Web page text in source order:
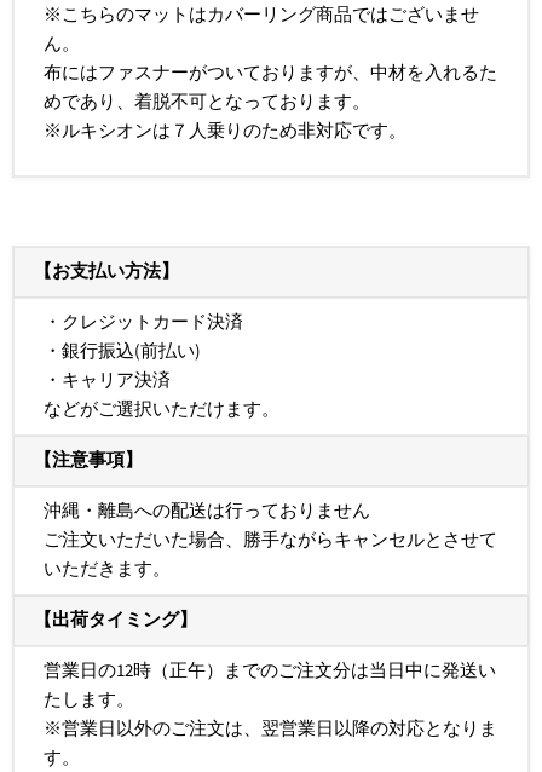
※こちらのマットはカバーリング商品ではございませ
ん。
布にはファスナーがついておりますが、中材を入れるた
めであり、着脱不可となっております。
※ルキシオンは７人乗りのため非対応です。
【お支払い方法】
・クレジットカード決済
・銀行振込(前払い)
・キャリア決済
などがご選択いただけます。
【注意事項】
沖縄・離島への配送は行っておりません
ご注文いただいた場合、勝手ながらキャンセルとさせて
いただきます。
【出荷タイミング】
営業日の12時（正午）までのご注文分は当日中に発送い
たします。
※営業日以外のご注文は、翌営業日以降の対応となりま
す。